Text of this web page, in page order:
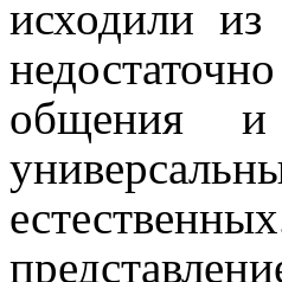
исходили
общения и